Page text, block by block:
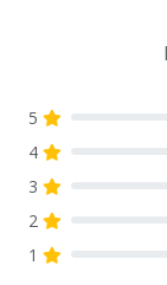
5
4
3
2
1